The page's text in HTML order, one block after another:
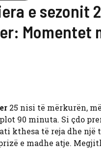
e sezonit
Momentet
25 nisi të mërkurën,
90 minuta. Si çdo
kthesa të reja dhe një
e madhe atje.